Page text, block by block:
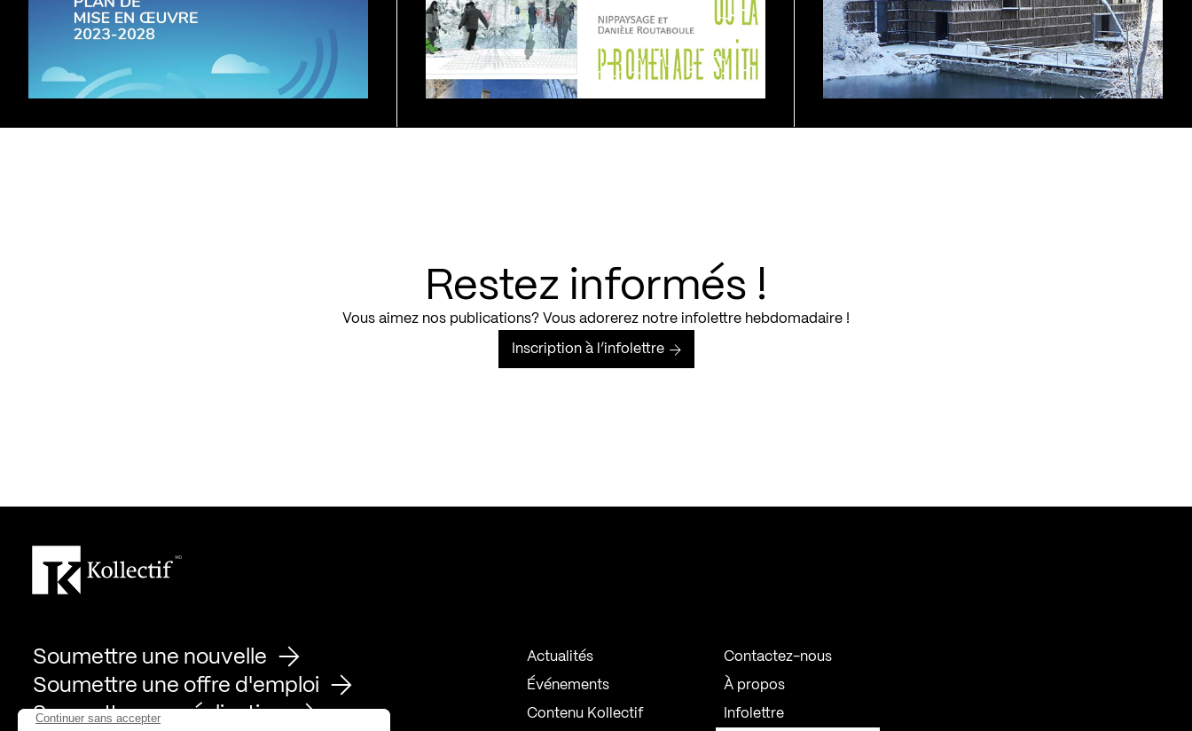
Restez informés !
Vous aimez nos publications? Vous adorerez notre infolettre hebdomadaire !
Inscription à l’infolettre
Soumettre une nouvelle
Soumettre une offre d'emploi
Soumettre une réalisation
Actualités
Événements
Contenu Kollectif
Contactez-nous
À propos
Infolettre